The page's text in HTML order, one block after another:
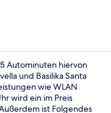
Autominuten hiervon
und Basilika Santa
wie WLAN
wird ein im Preis
ist Folgendes